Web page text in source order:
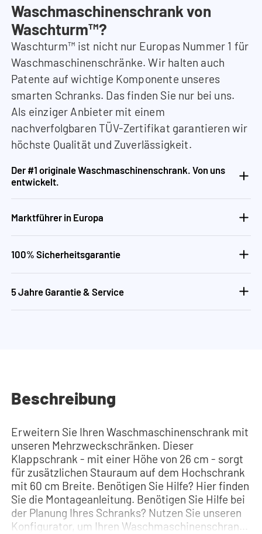
Waschmaschinenschrank von
Waschturm™?
Waschturm™ ist nicht nur Europas Nummer 1 für
Waschmaschinenschränke. Wir halten auch
Patente auf wichtige Komponente unseres
smarten Schranks. Das finden Sie nur bei uns.
Als einziger Anbieter mit einem
nachverfolgbaren TÜV-Zertifikat garantieren wir
höchste Qualität und Zuverlässigkeit.
Der #1 originale Waschmaschinenschrank. Von uns
entwickelt.
Marktführer in Europa
100% Sicherheitsgarantie
5 Jahre Garantie & Service
Beschreibung
Erweitern Sie Ihren Waschmaschinenschrank mit
unseren Mehrzweckschränken. Dieser
Klappschrank - mit einer Höhe von 26 cm - sorgt
für zusätzlichen Stauraum auf dem Hochschrank
mit 60 cm Breite. Benötigen Sie Hilfe? Hier finden
Sie die Montageanleitung. Benötigen Sie Hilfe bei
der Planung Ihres Schranks? Nutzen Sie unseren
Konfigurator, um Ihren Waschmaschinenschrank